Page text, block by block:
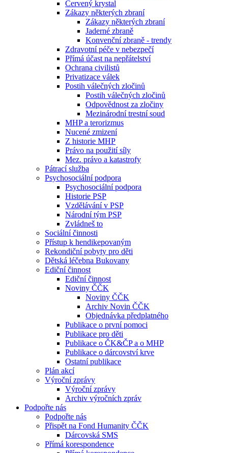
Červený krystal
Zákazy některých zbraní
Zákazy některých zbraní
Jaderné zbraně
Konvenční zbraně - trendy
Zdravotní péče v nebezpečí
Přímá účast na nepřátelství
Ochrana civilistů
Privatizace válek
Postih válečných zločinů
Postih válečných zločinů
Odpovědnost za zločiny
Mezinárodní trestní soud
MHP a terorizmus
Nucené zmizení
Z historie MHP
Právo na použití síly
Mez. právo a katastrofy
Pátrací služba
Psychosociální podpora
Psychosociální podpora
Historie PSP
Vzdělávání v PSP
Národní tým PSP
Zvládneš to
Sociální činnosti
Přístup k hendikepovaným
Rekondiční pobyty pro děti
Dětská léčebna Bukovany
Ediční činnost
Ediční činnost
Noviny ČČK
Noviny ČČK
Archiv Novin ČČK
Objednávka předplatného
Publikace o první pomoci
Publikace pro děti
Publikace o ČK&ČP a o MHP
Publikace o dárcovství krve
Ostatní publikace
Plán akcí
Výroční zprávy
Výroční zprávy
Archiv výročních zpráv
Podpořte nás
Podpořte nás
Přispět na Fond Humanity ČČK
Dárcovská SMS
Přímá korespondence